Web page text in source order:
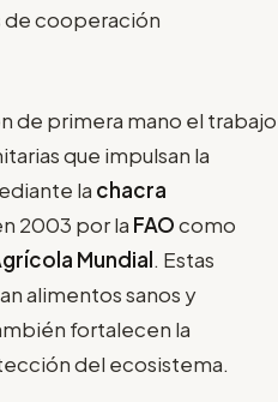
cooperación
de primera mano el trabajo
que impulsan la
la chacra
2003 por la FAOcomo
Mundial. Estas
alimentos sanos y
fortalecen la
del ecosistema.